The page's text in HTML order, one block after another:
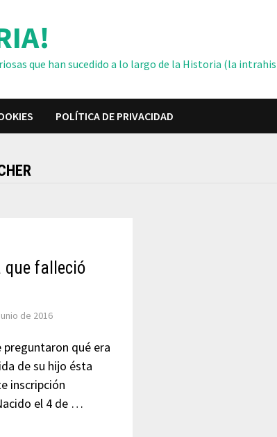
que han sucedido a lo largo de la Historia (la
POLÍTICA DE PRIVACIDAD
que falleció
de 2016
preguntaron qué era
de su hijo ésta
inscripción
el 4 de …